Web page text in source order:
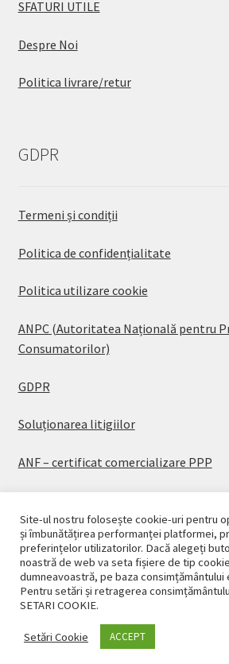
SFATURI UTILE
Despre Noi
Politica livrare/retur
GDPR
Termeni și condiții
Politica de confidențialitate
Politica utilizare cookie
ANPC (Autoritatea Națională pentru
Consumatorilor)
GDPR
Soluționarea litigiilor
ANF – certificat comercializare PPP
© CASAPLANT 2026
Politică de confidențialitate
Site-ul nostru folosește cookie-uri pentru
și îmbunătățirea performanței platformei,
preferințelor utilizatorilor. Dacă alegeți
noastră de web va seta fișiere de tip
dumneavoastră, pe baza
Pentru setări și retragerea
SETARI COOKIE.
Setări Cookie ACCEPT